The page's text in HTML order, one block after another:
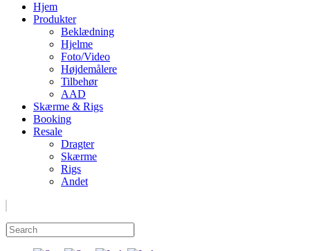
Hjem
Produkter
Beklædning
Hjelme
Foto/Video
Højdemålere
Tilbehør
AAD
Skærme & Rigs
Booking
Resale
Dragter
Skærme
Rigs
Andet